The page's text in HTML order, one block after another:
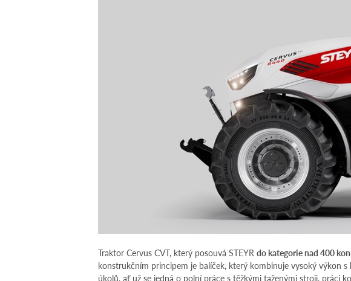
Traktor Cervus CVT, který posouvá STEYR do kategorie nad 400
konstrukčním principem je balíček, který kombinuje vysoký výkon
úkolů, ať už se jedná o polní práce s těžkými taženými stroji, práci